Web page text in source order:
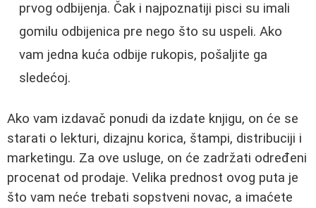
prvog odbijenja. Čak i najpoznatiji pisci su imali
gomilu odbijenica pre nego što su uspeli. Ako
vam jedna kuća odbije rukopis, pošaljite ga
sledećoj.
Ako vam izdavač ponudi da izdate knjigu, on će se
starati o lekturi, dizajnu korica, štampi, distribuciji i
marketingu. Za ove usluge, on će zadržati određeni
procenat od prodaje. Velika prednost ovog puta je
što vam neće trebati sopstveni novac, a imaćete